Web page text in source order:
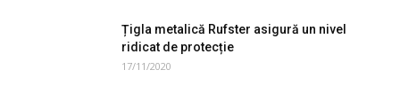
Țigla metalică Rufster asigură un nivel
ridicat de protecție
17/11/2020